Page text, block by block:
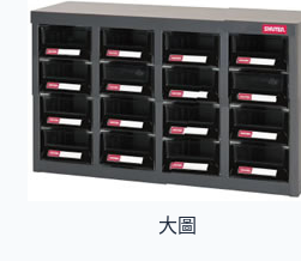
大圖